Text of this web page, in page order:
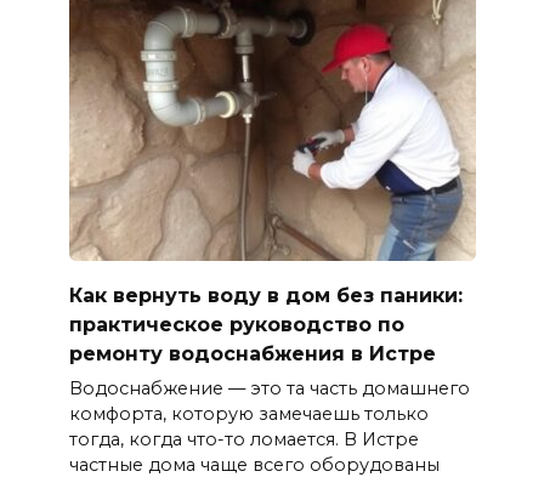
Как вернуть воду в дом без паники:
практическое руководство по
ремонту водоснабжения в Истре
Водоснабжение — это та часть домашнего
комфорта, которую замечаешь только
тогда, когда что-то ломается. В Истре
частные дома чаще всего оборудованы